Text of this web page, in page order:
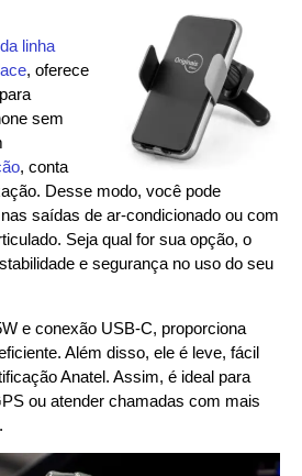
linha
, oferece
sem
, conta
Desse modo, você pode
saídas de ar-condicionado ou com
Seja qual for sua opção, o
e segurança no uso do seu
e conexão USB-C, proporciona
Além disso, ele é leve, fácil
Anatel. Assim, é ideal para
ou atender chamadas com mais